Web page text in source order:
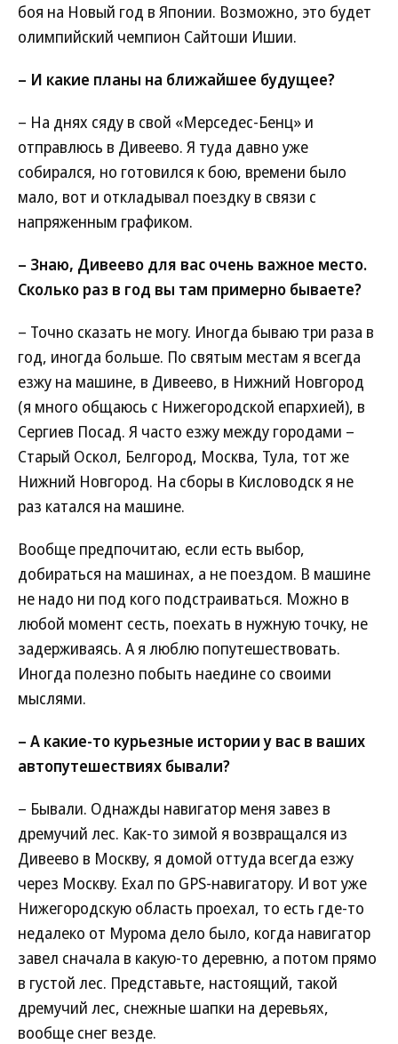
боя на Новый год в Японии. Возможно, это будет
олимпийский чемпион Сайтоши Ишии.
– И какие планы на ближайшее будущее?
– На днях сяду в свой «Мерседес-Бенц» и
отправлюсь в Дивеево. Я туда давно уже
собирался, но готовился к бою, времени было
мало, вот и откладывал поездку в связи с
напряженным графиком.
– Знаю, Дивеево для вас очень важное место.
Сколько раз в год вы там примерно бываете?
– Точно сказать не могу. Иногда бываю три раза в
год, иногда больше. По святым местам я всегда
езжу на машине, в Дивеево, в Нижний Новгород
(я много общаюсь с Нижегородской епархией), в
Сергиев Посад. Я часто езжу между городами –
Старый Оскол, Белгород, Москва, Тула, тот же
Нижний Новгород. На сборы в Кисловодск я не
раз катался на машине.
Вообще предпочитаю, если есть выбор,
добираться на машинах, а не поездом. В машине
не надо ни под кого подстраиваться. Можно в
любой момент сесть, поехать в нужную точку, не
задерживаясь. А я люблю попутешествовать.
Иногда полезно побыть наедине со своими
мыслями.
– А какие-то курьезные истории у вас в ваших
автопутешествиях бывали?
– Бывали. Однажды навигатор меня завез в
дремучий лес. Как-то зимой я возвращался из
Дивеево в Москву, я домой оттуда всегда езжу
через Москву. Ехал по GPS-навигатору. И вот уже
Нижегородскую область проехал, то есть где-то
недалеко от Мурома дело было, когда навигатор
завел сначала в какую-то деревню, а потом прямо
в густой лес. Представьте, настоящий, такой
дремучий лес, снежные шапки на деревьях,
вообще снег везде.